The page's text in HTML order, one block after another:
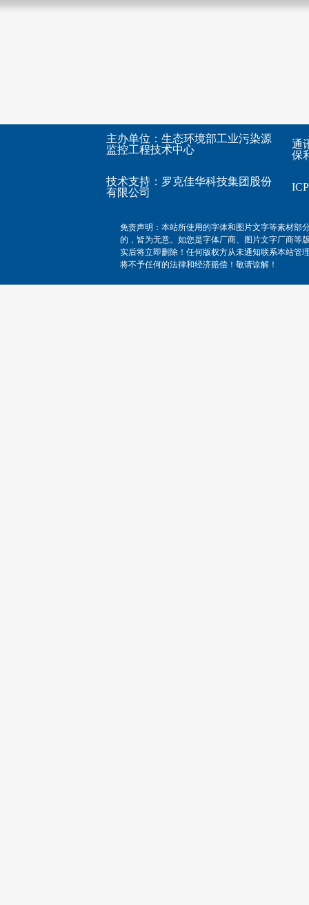
主办单位：生态环境部工业污染源
监控工程技术中心
技术支持： 罗克佳华科技集团股份
有限公司
通
保
免责声明：本站所使用的字体和图片文字等素材部
的，皆为无意。如您是字体厂商、图片文字厂商等
实后将立即删除！任何版权方从未通知联系本站管
将不予任何的法律和经济赔偿！敬请谅解！